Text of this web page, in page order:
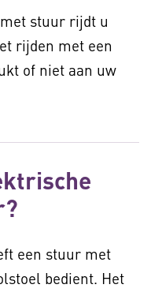
stuur rijdt u
rijden met een
of niet aan uw
een stuur met
bedient. Het